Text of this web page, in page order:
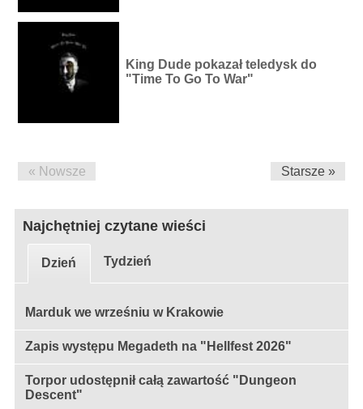
King Dude pokazał teledysk do
"Time To Go To War"
« Nowsze Starsze »
Najchętniej czytane wieści
Dzień Tydzień
Marduk we wrześniu w Krakowie
Zapis występu Megadeth na "Hellfest 2026"
Torpor udostępnił całą zawartość "Dungeon
Descent"